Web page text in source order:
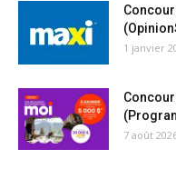
1 janvier
7 août